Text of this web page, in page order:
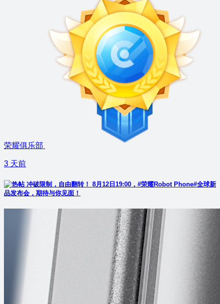
荣耀俱乐部
3 天前
冲破限制，自由翻转！ 8月12日19:00，#荣耀Robot Phone#全球新
品发布会，期待与你见面！